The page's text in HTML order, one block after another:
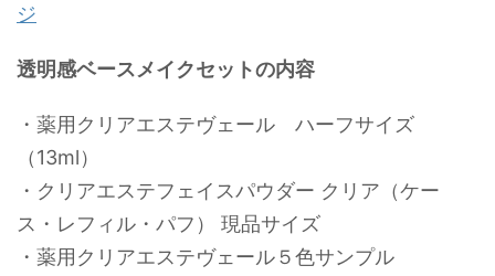
ジ
透明感ベースメイクセットの内容
・薬用クリアエステヴェール ハーフサイズ
（13ml）
・クリアエステフェイスパウダー クリア（ケー
ス・レフィル・パフ） 現品サイズ
・薬用クリアエステヴェール５色サンプル